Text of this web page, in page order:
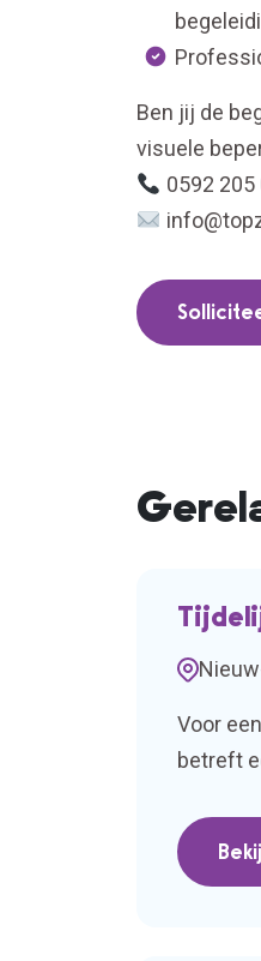
Ben jij de
visuele
0592 205
Voor
betreft